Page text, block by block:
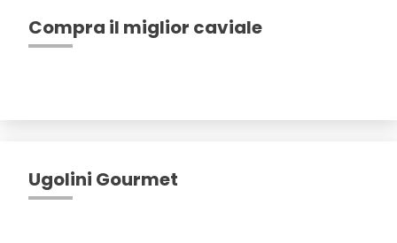
Compra il miglior caviale
Ugolini Gourmet